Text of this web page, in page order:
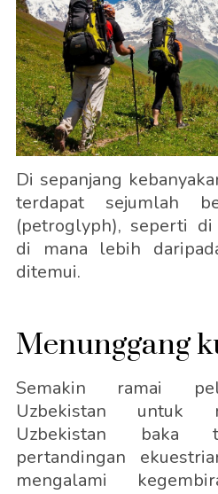
Di sepanjang
terdapat sejumlah
(petroglyph), seperti di
di mana lebih
ditemui.
Menunggang
Semakin ramai
Uzbekistan untuk
Uzbekistan baka
pertandingan
mengalami